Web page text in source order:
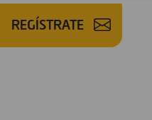
REGÍSTRATE